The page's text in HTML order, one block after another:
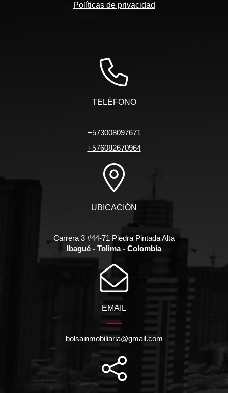
Políticas de privacidad
TELÉFONO
+573008097671
+576082670964
UBICACIÓN
Carrera 3 #44-71 Piedra Pintada Alta
Ibagué - Tolima - Colombia
EMAIL
bolsainmobiliaria@gmail.com